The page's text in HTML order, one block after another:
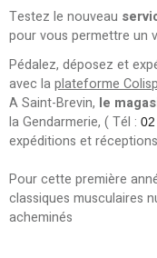
Testez le nouveau
pour vous permettre un
Pédalez, déposez et
avec laplateforme
A Saint-Brevin, le
la Gendarmerie, ( Tél :
expéditions et
Pour cette première
classiques musculaires
acheminés